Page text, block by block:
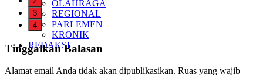
3
4
Tinggalkan Balasan
Alamat email Anda tidak akan dipublikasikan. Ruas yang wajib
OLAHRAGA
REGIONAL
PARLEMEN
KRONIK
REDAKSI